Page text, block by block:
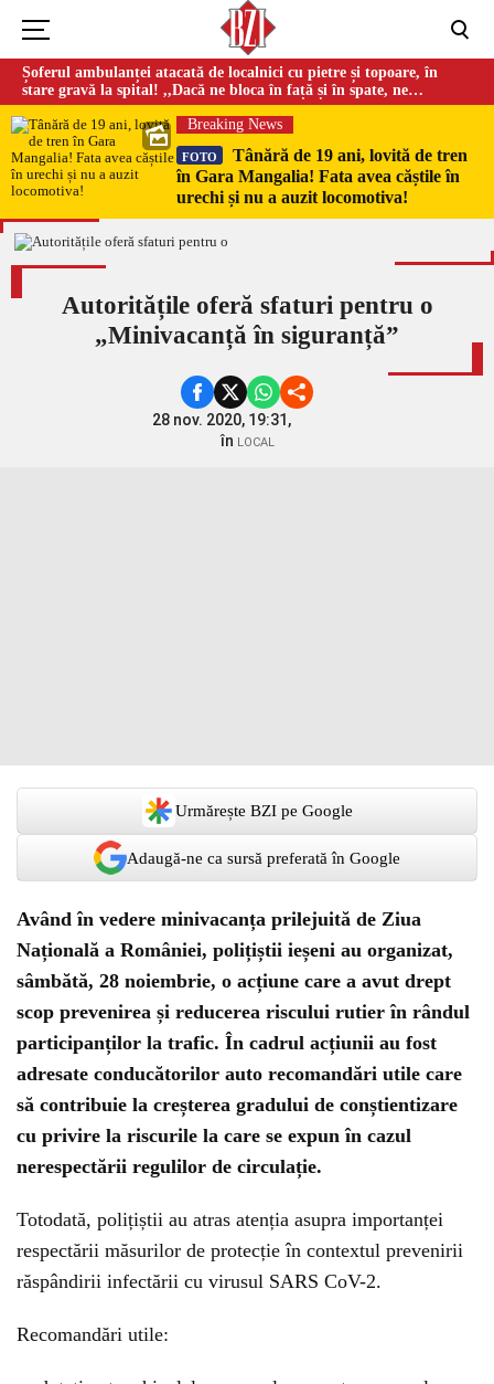
Șoferul ambulanței atacată de localnici cu pietre și topoare, în
stare gravă la spital! ,,Dacă ne bloca în față și în spate, ne
omorau…”
Breaking News
FOTO
Tânără de 19 ani, lovită de tren
în Gara Mangalia! Fata avea căștile în
urechi și nu a auzit locomotiva!
Autoritățile oferă sfaturi pentru o
„Minivacanță în siguranță”
28 nov. 2020, 19:31,
în LOCAL
Urmărește BZI pe Google
Adaugă-ne ca sursă preferată în Google
Având în vedere minivacanța prilejuită de Ziua
Națională a României, polițiștii ieșeni au organizat,
sâmbătă, 28 noiembrie, o acțiune care a avut drept
scop prevenirea și reducerea riscului rutier în rândul
participanților la trafic. În cadrul acțiunii au fost
adresate conducătorilor auto recomandări utile care
să contribuie la creșterea gradului de conștientizare
cu privire la riscurile la care se expun în cazul
nerespectării regulilor de circulație.
Totodată, polițiștii au atras atenția asupra importanței
respectării măsurilor de protecție în contextul prevenirii
răspândirii infectării cu virusul SARS CoV-2.
Recomandări utile: